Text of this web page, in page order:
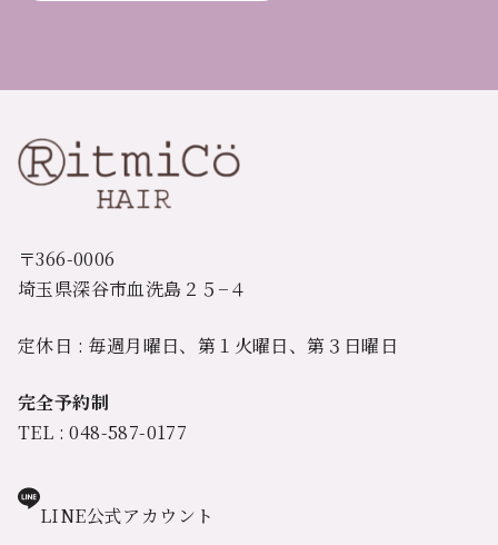
〒366-0006
埼玉県深谷市血洗島２５−４
定休日 : 毎週月曜日、第１火曜日、第３日曜日
完全予約制
TEL : 048-587-0177
LINE公式アカウント